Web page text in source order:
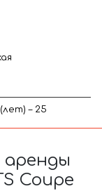
– 25
Coupe